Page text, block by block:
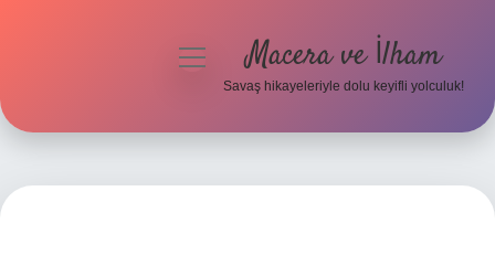
menüyüMacera ve İlham
Savaş hikayeleriyle dolu keyifli yolculuk!